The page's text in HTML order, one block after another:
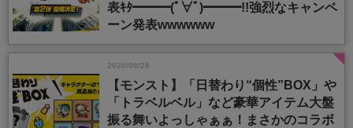
表ｷﾀ━━━(ﾟ∀ﾟ)━━━!!強烈なキャンペ
ーン発表wwwwww
2020/08/28
【モンスト】「日替わり“個性”BOX」や
「トラベルベル」など豪華アイテム大盤
振る舞いよっしゃぁぁ！まさかのコラボ